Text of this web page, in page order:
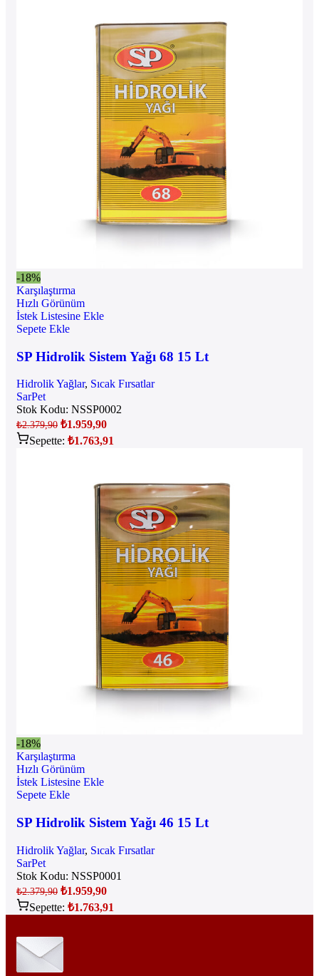
-18%
Karşılaştırma
Hızlı Görünüm
İstek Listesine Ekle
Sepete Ekle
SP Hidrolik Sistem Yağı 68 15 Lt
Hidrolik Yağlar, Sıcak Fırsatlar
SarPet
Stok Kodu: NSSP0002
₺2.379,90 ₺1.959,90
Sepette: ₺1.763,91
-18%
Karşılaştırma
Hızlı Görünüm
İstek Listesine Ekle
Sepete Ekle
SP Hidrolik Sistem Yağı 46 15 Lt
Hidrolik Yağlar, Sıcak Fırsatlar
SarPet
Stok Kodu: NSSP0001
₺2.379,90 ₺1.959,90
Sepette: ₺1.763,91